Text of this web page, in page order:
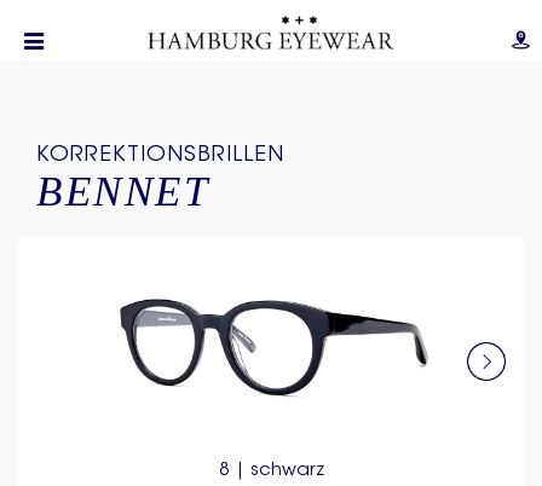
KORREKTIONSBRILLEN
BENNET
8 | schwarz